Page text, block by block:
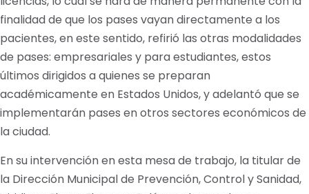
finalidad de que los pases vayan directamente a los
pacientes, en este sentido, refirió las otras modalidades
de pases: empresariales y para estudiantes, estos
últimos dirigidos a quienes se preparan
académicamente en Estados Unidos, y adelantó que se
implementarán pases en otros sectores económicos de
la ciudad.
En su intervención en esta mesa de trabajo, la titular de
la Dirección Municipal de Prevención, Control y Sanidad,